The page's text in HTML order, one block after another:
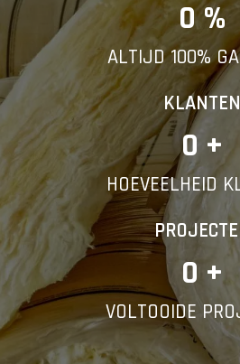
0 %
ALTIJD 100%
KLANTEN
0 +
HOEVEELHEID
0 +
VOLTOOIDE